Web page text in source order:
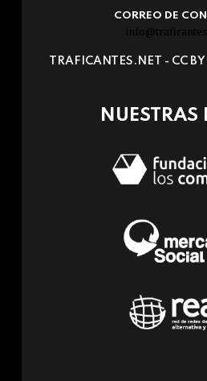
CORREO DE
TRAFICANTES.NET - CC
NUESTRAS